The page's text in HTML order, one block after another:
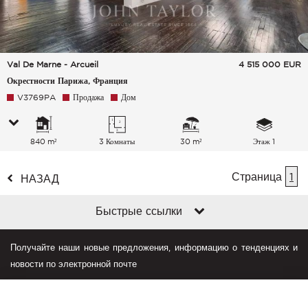
Val De Marne - Arcueil
Окрестности Парижа, Франция
4 515 000 EUR
V3769PA Продажа Дом
840 m² 3 Комнаты 30 m² Этаж 1
НАЗАД Страница 1
Быстрые ссылки
Получайте наши новые предложения, информацию о тенденциях и
новости по электронной почте